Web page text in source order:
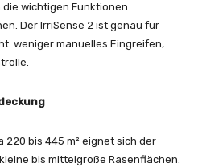
wichtigen Funktionen
Der IrriSense 2 ist genau für
weniger manuelles Eingreifen,
bis 445 m² eignet sich der
bis mittelgroße Rasenflächen.